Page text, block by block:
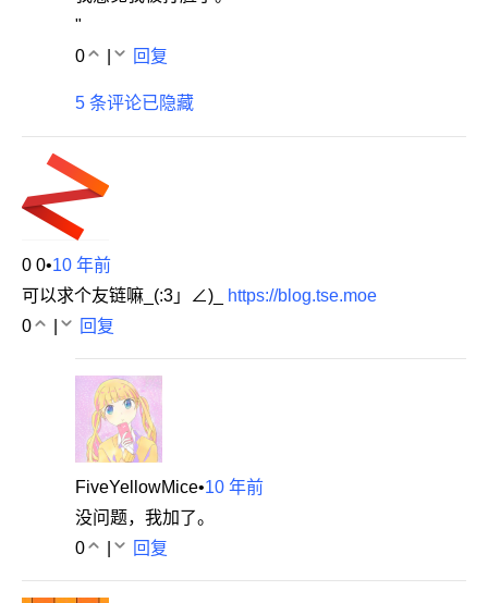
"
0
回复
5 条评论已隐藏
0 0•10 年前
可以求个友链嘛_(:3」∠)_
https://blog.tse.moe
0
回复
FiveYellowMice•10 年前
没问题，我加了。
0
回复